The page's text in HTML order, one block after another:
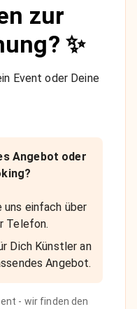
zur
✨
Event oder Deine
Angebot oder
uns einfach über
Telefon.
Dich Künstler an
Angebot.
- wir finden den